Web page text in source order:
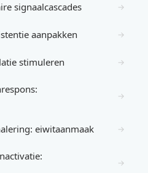
signaalcascades →
aanpakken →
stimuleren →
→
eiwitaanmaak →
→